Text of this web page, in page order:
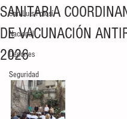
San Luis Potosí
Nacional
Deportes
Seguridad
SANITARIA
DE VACUNACIÓN
2026